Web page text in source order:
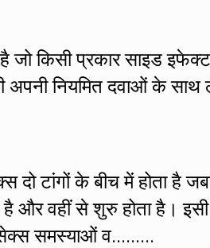
जो किसी प्रकार साइड इफेक्ट
अपनी नियमित दवाओं के
दो टांगों के बीच में होता है
है और वहीं से शुरु होता है।
सेक्स समस्याओं व.........